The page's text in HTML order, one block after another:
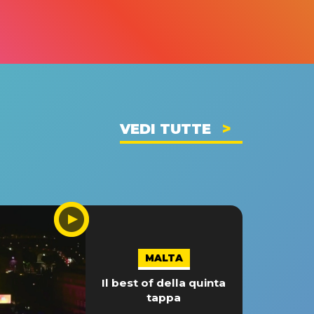
VEDI TUTTE
MALTA
Il best of della quinta
tappa